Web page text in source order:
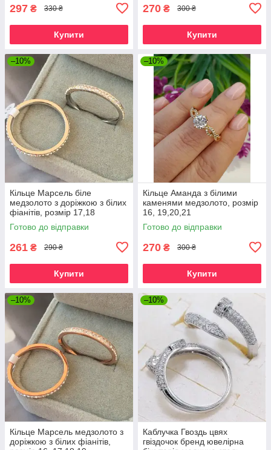
297 ₴ 330 ₴
Купити
270 ₴ 300 ₴
Купити
–10%
Кільце Марсель біле
медзолото з доріжкою з білих
фіанітів, розмір 17,18
Готово до відправки
261 ₴ 290 ₴
Купити
–10%
Кільце Аманда з білими
каменями медзолото, розмір
16, 19,20,21
Готово до відправки
270 ₴ 300 ₴
Купити
–10%
Кільце Марсель медзолото з
доріжкою з білих фіанітів,
–10%
Каблучка Гвоздь цвях
гвіздочок бренд ювелірна